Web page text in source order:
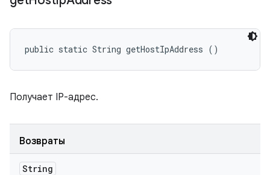
public static String getHostIpAddress ()
Получает IP-адрес.
Возвраты
String